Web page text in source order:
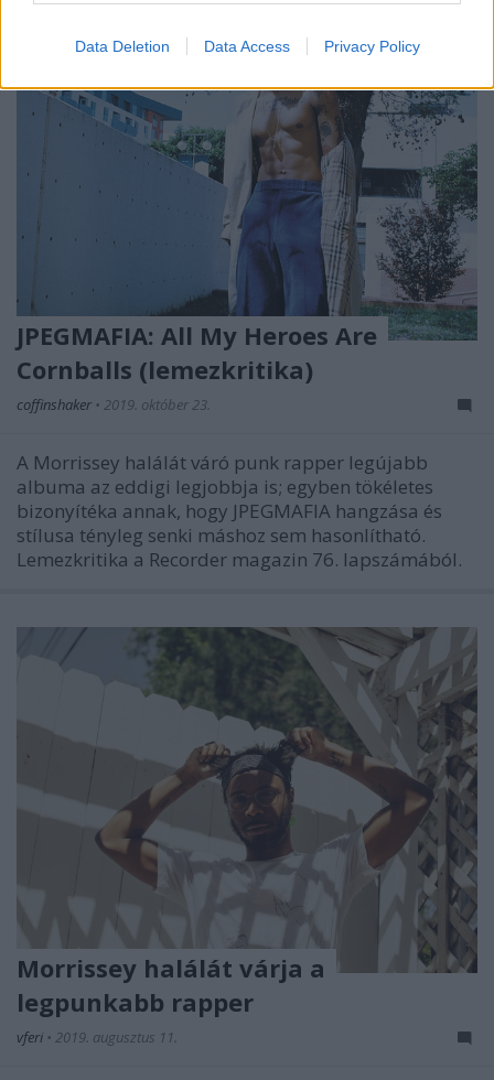
Data Deletion Data Access Privacy Policy
JPEGMAFIA: All My Heroes Are
Cornballs (lemezkritika)
coffinshaker • 2019. október 23.
A Morrissey halálát váró punk rapper legújabb
albuma az eddigi legjobbja is; egyben tökéletes
bizonyítéka annak, hogy JPEGMAFIA hangzása és
stílusa tényleg senki máshoz sem hasonlítható.
Lemezkritika a Recorder magazin 76. lapszámából.
Morrissey halálát várja a
legpunkabb rapper
vferi • 2019. augusztus 11.